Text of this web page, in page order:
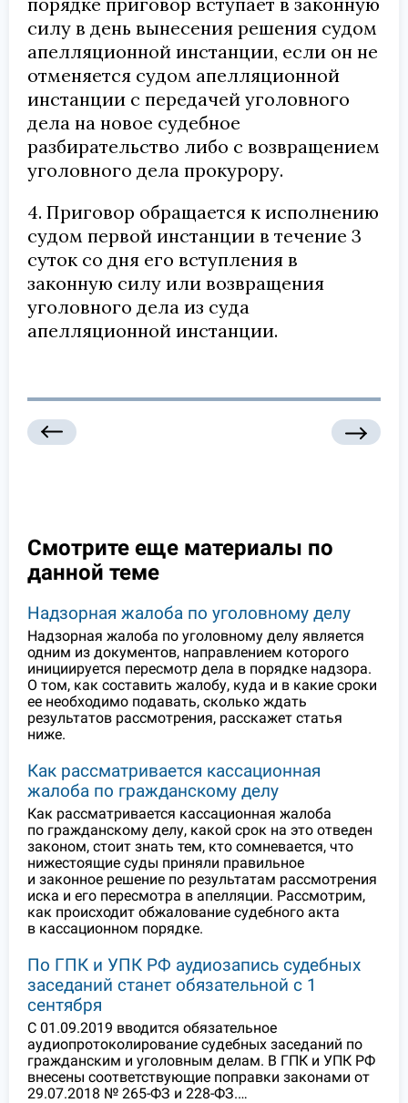
силу в день вынесения решения судом
апелляционной инстанции, если он не
отменяется судом апелляционной
инстанции с передачей уголовного
дела на новое судебное
разбирательство либо с возвращением
уголовного дела прокурору.
4. Приговор обращается к исполнению
судом первой инстанции в течение 3
суток со дня его вступления в
законную силу или возвращения
уголовного дела из суда
апелляционной инстанции.
Смотрите еще материалы по
данной теме
Надзорная жалоба по уголовному делу
Надзорная жалоба по уголовному делу является
одним из документов, направлением которого
инициируется пересмотр дела в порядке надзора.
О том, как составить жалобу, куда и в какие сроки
ее необходимо подавать, сколько ждать
результатов рассмотрения, расскажет статья
ниже.
Как рассматривается кассационная
жалоба по гражданскому делу
Как рассматривается кассационная жалоба
по гражданскому делу, какой срок на это отведен
законом, стоит знать тем, кто сомневается, что
нижестоящие суды приняли правильное
и законное решение по результатам рассмотрения
иска и его пересмотра в апелляции. Рассмотрим,
как происходит обжалование судебного акта
в кассационном порядке.
По ГПК и УПК РФ аудиозапись судебных
заседаний станет обязательной с 1
сентября
С 01.09.2019 вводится обязательное
аудиопротоколирование судебных заседаний по
гражданским и уголовным делам. В ГПК и УПК РФ
внесены соответствующие поправки законами от
29.07.2018 № 265-ФЗ и 228-ФЗ.…